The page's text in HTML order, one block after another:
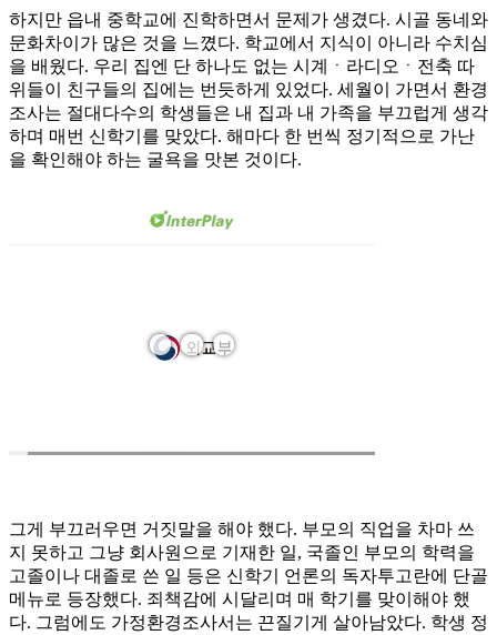
하지만 읍내 중학교에 진학하면서 문제가 생겼다. 시골 동네와
문화차이가 많은 것을 느꼈다. 학교에서 지식이 아니라 수치심
을 배웠다. 우리 집엔 단 하나도 없는 시계ㆍ라디오ㆍ전축 따
위들이 친구들의 집에는 번듯하게 있었다. 세월이 가면서 환경
조사는 절대다수의 학생들은 내 집과 내 가족을 부끄럽게 생각
하며 매번 신학기를 맞았다. 해마다 한 번씩 정기적으로 가난
을 확인해야 하는 굴욕을 맛본 것이다.
그게 부끄러우면 거짓말을 해야 했다. 부모의 직업을 차마 쓰
지 못하고 그냥 회사원으로 기재한 일, 국졸인 부모의 학력을
고졸이나 대졸로 쓴 일 등은 신학기 언론의 독자투고란에 단골
메뉴로 등장했다. 죄책감에 시달리며 매 학기를 맞이해야 했
다. 그럼에도 가정환경조사서는 끈질기게 살아남았다. 학생 정